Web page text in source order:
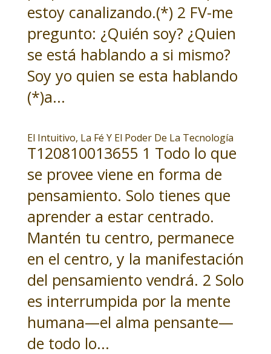
estoy canalizando.(*) 2 FV-me
pregunto: ¿Quién soy? ¿Quien
se está hablando a si mismo?
Soy yo quien se esta hablando
(*)a...
El Intuitivo, La Fé Y El Poder De La Tecnología
T120810013655 1 Todo lo que
se provee viene en forma de
pensamiento. Solo tienes que
aprender a estar centrado.
Mantén tu centro, permanece
en el centro, y la manifestación
del pensamiento vendrá. 2 Solo
es interrumpida por la mente
humana—el alma pensante—
de todo lo...